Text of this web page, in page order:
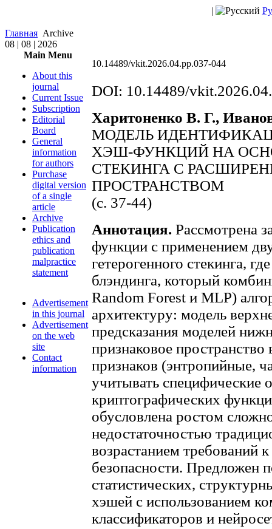
|
Главная Archive
08 | 08 | 2026
Main Menu
About this
journal
Current Issue
Subscription
Editorial
Board
General
information
for authors
Purchase
digital version
of a single
article
Archive
Publication
ethics and
publication
malpractice
statement
Advertisement
in this journal
Advertisement
on the web
site
Contact
information
10.14489/vkit.2026.04.pp.037-044
DOI: 10.14489/
Харитоненко В. Г.,
МОДЕЛЬ
ХЭШ-ФУНКЦИЙ НА
СТЕКИНГА С
ПРОСТРАНСТВОМ
(c. 37-44)
Аннотация. Рассмотрена
функции с применением
гетерогенного стекинга,
блэндинга, который
Random Forest и MLP)
архитектуру: модель
предсказания моделей
признаковое
признаков (энтропийные,
учитывать специфические
криптографических
обусловлена ростом
недостаточностью
возрастанием требований
безопасности. Предложен
статистических,
хэшей с использованием
классификаторов и